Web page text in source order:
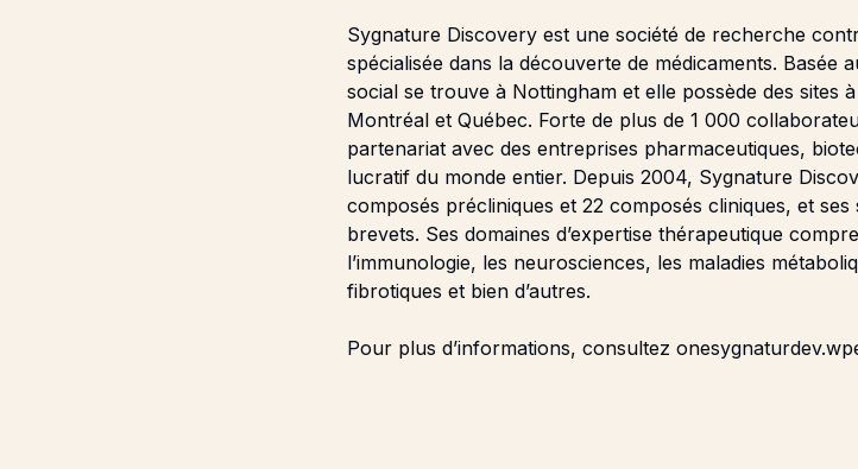
Sygnature Discovery est une société de recherche
spécialisée dans la découverte de médicaments. Basée
social se trouve à Nottingham et elle possède des sites
Montréal et Québec. Forte de plus de 1 000
partenariat avec des entreprises pharmaceutiques,
lucratif du monde entier. Depuis 2004, Sygnature
composés précliniques et 22 composés cliniques, et
brevets. Ses domaines d’expertise thérapeutique
l’immunologie, les neurosciences, les maladies
fibrotiques et bien d’autres.
Pour plus d’informations, consultez